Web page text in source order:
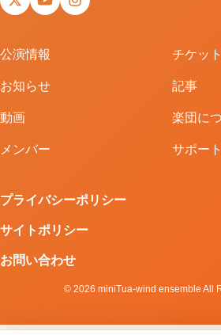
公演情報 チケット
お知らせ 記事
動画 楽団に
メンバー サポート
プライバシーポリシー
サイトポリシー
お問い合わせ
© 2026 miniTua-wind ensemble All